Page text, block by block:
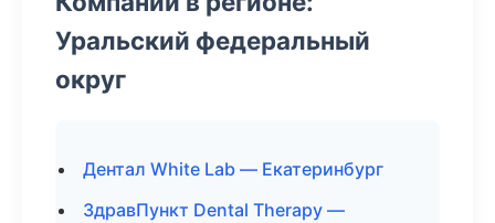
Уральский федеральный
округ
Дентал White Lab — Екатеринбург
ЗдравПункт Dental Therapy —